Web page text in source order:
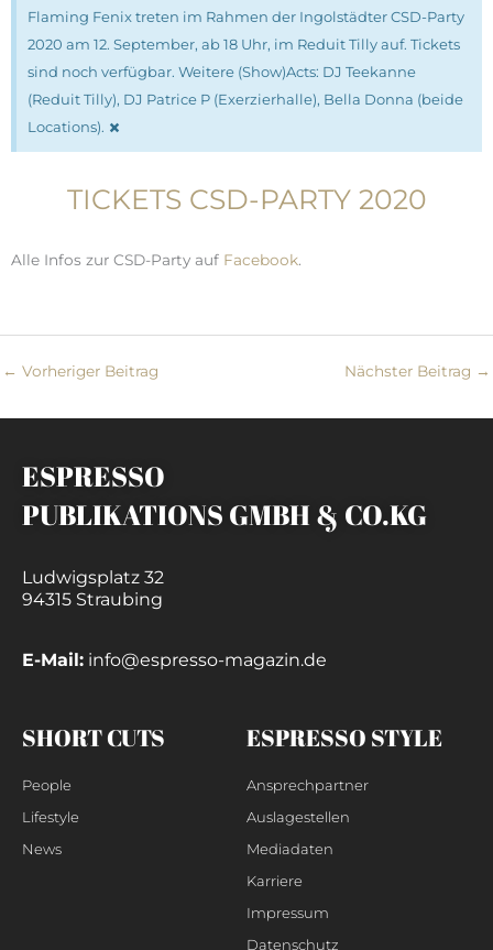
Flaming Fenix treten im Rahmen der Ingolstädter CSD-Party
2020 am 12. September, ab 18 Uhr, im Reduit Tilly auf. Tickets
sind noch verfügbar. Weitere (Show)Acts: DJ Teekanne
(Reduit Tilly), DJ Patrice P (Exerzierhalle), Bella Donna (beide
Locations). ×
TICKETS CSD-PARTY 2020
Alle Infos zur CSD-Party auf Facebook.
← Vorheriger Beitrag Nächster Beitrag →
ESPRESSO
PUBLIKATIONS GMBH & CO.KG
Ludwigsplatz 32
94315 Straubing
E-Mail: info@espresso-magazin.de
SHORT CUTS
People
Lifestyle
News
ESPRESSO STYLE
Ansprechpartner
Auslagestellen
Mediadaten
Karriere
Impressum
Datenschutz